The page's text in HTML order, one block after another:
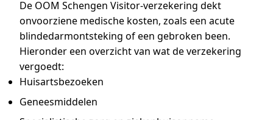
De OOM Schengen Visitor-verzekering dekt
onvoorziene medische kosten, zoals een acute
blindedarmontsteking of een gebroken been.
Hieronder een overzicht van wat de verzekering
vergoedt:
Huisartsbezoeken
Geneesmiddelen